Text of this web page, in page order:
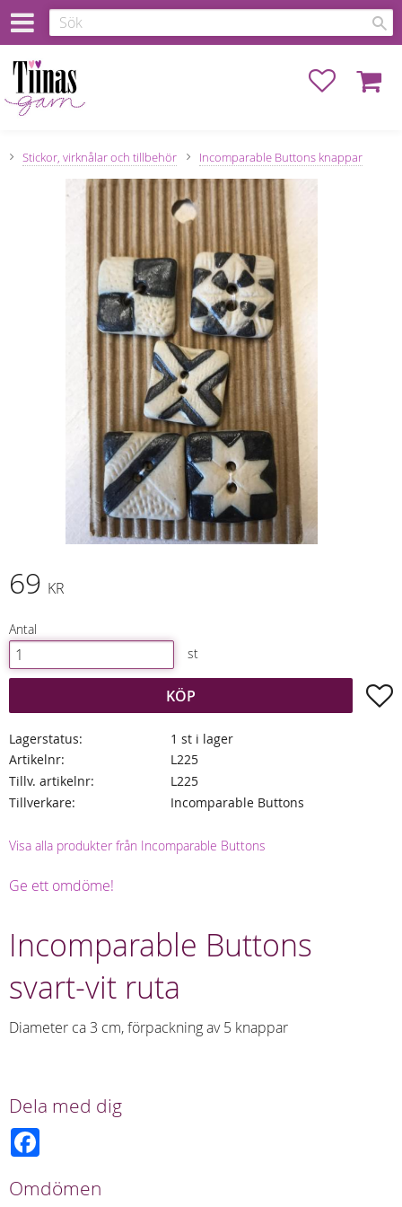
Favoriter
Stickor, virknålar och tillbehör Incomparable Buttons knappar
69 KR
Antal
st
KÖP
Lagerstatus
1 st i lager
Artikelnr
L225
Tillv. artikelnr
L225
Tillverkare
Incomparable Buttons
Visa alla produkter från Incomparable Buttons
Ge ett omdöme!
Incomparable Buttons
svart-vit ruta
Diameter ca 3 cm, förpackning av 5 knappar
Dela med dig
b
Omdömen